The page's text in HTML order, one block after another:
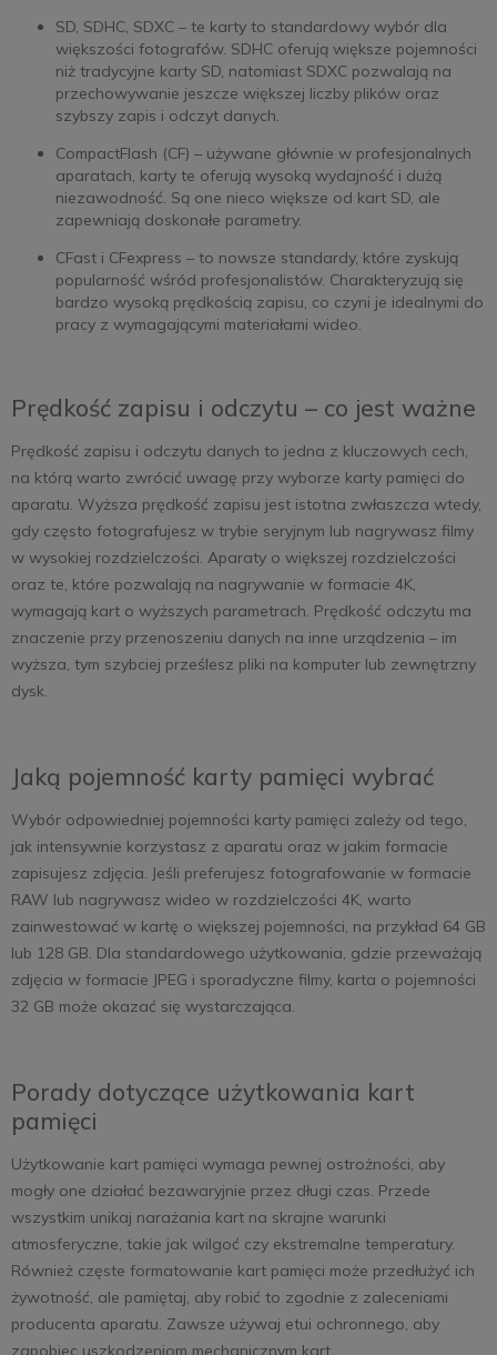
SD, SDHC, SDXC – te karty to standardowy wybór dla
większości fotografów. SDHC oferują większe pojemności
niż tradycyjne karty SD, natomiast SDXC pozwalają na
przechowywanie jeszcze większej liczby plików oraz
szybszy zapis i odczyt danych.
CompactFlash (CF) – używane głównie w profesjonalnych
aparatach, karty te oferują wysoką wydajność i dużą
niezawodność. Są one nieco większe od kart SD, ale
zapewniają doskonałe parametry.
CFast i CFexpress – to nowsze standardy, które zyskują
popularność wśród profesjonalistów. Charakteryzują się
bardzo wysoką prędkością zapisu, co czyni je idealnymi do
pracy z wymagającymi materiałami wideo.
Prędkość zapisu i odczytu – co jest ważne
Prędkość zapisu i odczytu danych to jedna z kluczowych cech,
na którą warto zwrócić uwagę przy wyborze karty pamięci do
aparatu. Wyższa prędkość zapisu jest istotna zwłaszcza wtedy,
gdy często fotografujesz w trybie seryjnym lub nagrywasz filmy
w wysokiej rozdzielczości. Aparaty o większej rozdzielczości
oraz te, które pozwalają na nagrywanie w formacie 4K,
wymagają kart o wyższych parametrach. Prędkość odczytu ma
znaczenie przy przenoszeniu danych na inne urządzenia – im
wyższa, tym szybciej prześlesz pliki na komputer lub zewnętrzny
dysk.
Jaką pojemność karty pamięci wybrać
Wybór odpowiedniej pojemności karty pamięci zależy od tego,
jak intensywnie korzystasz z aparatu oraz w jakim formacie
zapisujesz zdjęcia. Jeśli preferujesz fotografowanie w formacie
RAW lub nagrywasz wideo w rozdzielczości 4K, warto
zainwestować w kartę o większej pojemności, na przykład 64 GB
lub 128 GB. Dla standardowego użytkowania, gdzie przeważają
zdjęcia w formacie JPEG i sporadyczne filmy, karta o pojemności
32 GB może okazać się wystarczająca.
Porady dotyczące użytkowania kart
pamięci
Użytkowanie kart pamięci wymaga pewnej ostrożności, aby
mogły one działać bezawaryjnie przez długi czas. Przede
wszystkim unikaj narażania kart na skrajne warunki
atmosferyczne, takie jak wilgoć czy ekstremalne temperatury.
Również częste formatowanie kart pamięci może przedłużyć ich
żywotność, ale pamiętaj, aby robić to zgodnie z zaleceniami
producenta aparatu. Zawsze używaj etui ochronnego, aby
zapobiec uszkodzeniom mechanicznym kart.